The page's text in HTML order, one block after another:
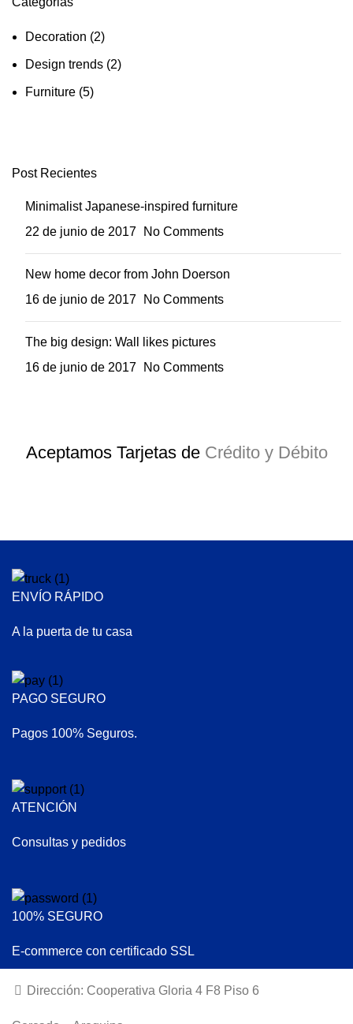
Decoration (2)
Design trends (2)
Furniture (5)
Post Recientes
Minimalist Japanese-inspired furniture
22 de junio de 2017
No Comments
New home decor from John Doerson
16 de junio de 2017
No Comments
The big design: Wall likes pictures
16 de junio de 2017
No Comments
Aceptamos Tarjetas de Crédito y Débito
ENVÍO RÁPIDO
A la puerta de tu casa
PAGO SEGURO
Pagos 100% Seguros.
ATENCIÓN
Consultas y pedidos
100% SEGURO
E-commerce con certificado SSL
Dirección: Cooperativa Gloria 4 F8 Piso 6